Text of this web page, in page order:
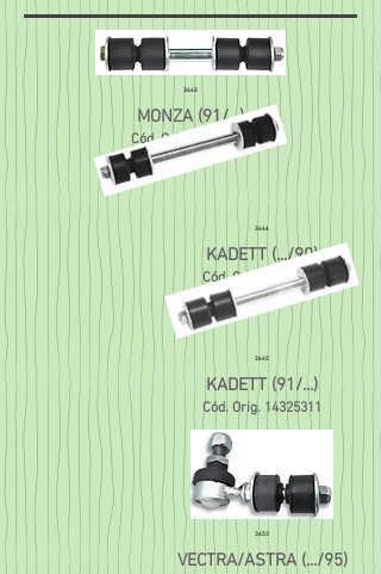
3443
MONZA (91/...)
Cód. Orig.11085491
3444
KADETT (.../90)
Cód. Orig. 11087511
3445
KADETT (91/...)
Cód. Orig. 14325311
3453
VECTRA/ASTRA (.../95)